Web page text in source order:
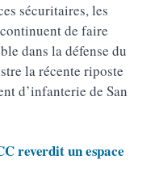
sécuritaires, les
de faire
dans la défense du
la récente riposte
d’infanterie de San
reverdit un espace